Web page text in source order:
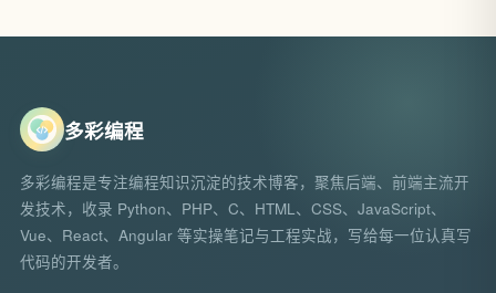
多彩编程
多彩编程是专注编程知识沉淀的技术博客，聚焦后端、前端主流开
发技术，收录 Python、PHP、C、HTML、CSS、JavaScript、
Vue、React、Angular 等实操笔记与工程实战，写给每一位认真写
代码的开发者。